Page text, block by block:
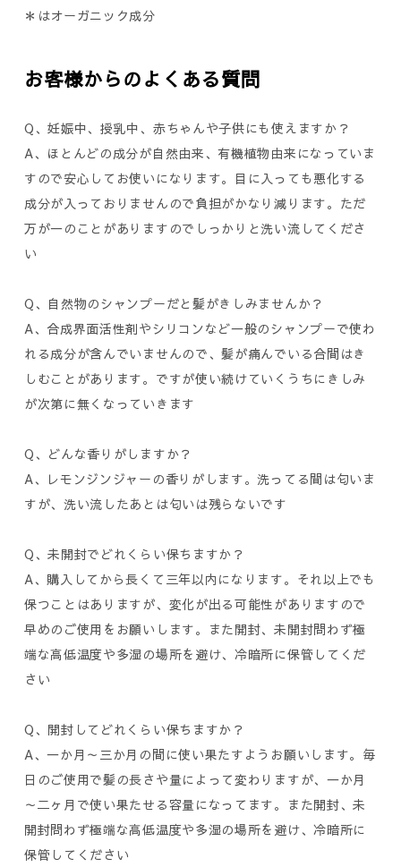
＊はオーガニック成分
お客様からのよくある質問
Q、妊娠中、授乳中、赤ちゃんや子供にも使えますか？
A、ほとんどの成分が自然由来、有機植物由来になっていま
すので安心してお使いになります。目に入っても悪化する
成分が入っておりませんので負担がかなり減ります。ただ
万が一のことがありますのでしっかりと洗い流してくださ
い
Q、自然物のシャンプーだと髪がきしみませんか？
A、合成界面活性剤やシリコンなど一般のシャンプーで使わ
れる成分が含んでいませんので、髪が痛んでいる合間はき
しむことがあります。ですが使い続けていくうちにきしみ
が次第に無くなっていきます
Q、どんな香りがしますか？
A、レモンジンジャーの香りがします。洗ってる間は匂いま
すが、洗い流したあとは匂いは残らないです
Q、未開封でどれくらい保ちますか？
A、購入してから長くて三年以内になります。それ以上でも
保つことはありますが、変化が出る可能性がありますので
早めのご使用をお願いします。また開封、未開封問わず極
端な高低温度や多湿の場所を避け、冷暗所に保管してくだ
さい
Q、開封してどれくらい保ちますか？
A、一か月～三か月の間に使い果たすようお願いします。毎
日のご使用で髪の長さや量によって変わりますが、一か月
～二ヶ月で使い果たせる容量になってます。また開封、未
開封問わず極端な高低温度や多湿の場所を避け、冷暗所に
保管してください